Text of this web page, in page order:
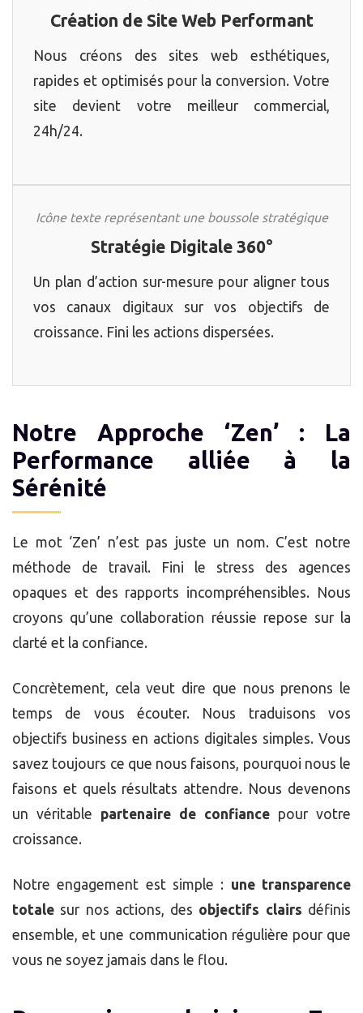
Création de Site Web Performant
Nous créons des sites web esthétiques,
rapides et optimisés pour la conversion. Votre
site devient votre meilleur commercial,
24h/24.
Icône texte représentant une boussole stratégique
Stratégie Digitale 360°
Un plan d’action sur-mesure pour aligner tous
vos canaux digitaux sur vos objectifs de
croissance. Fini les actions dispersées.
Notre Approche ‘Zen’ : La
Performance alliée à la
Sérénité
Le mot ‘Zen’ n’est pas juste un nom. C’est notre
méthode de travail. Fini le stress des agences
opaques et des rapports incompréhensibles. Nous
croyons qu’une collaboration réussie repose sur la
clarté et la confiance.
Concrètement, cela veut dire que nous prenons le
temps de vous écouter. Nous traduisons vos
objectifs business en actions digitales simples. Vous
savez toujours ce que nous faisons, pourquoi nous le
faisons et quels résultats attendre. Nous devenons
un véritable partenaire de confiance pour votre
croissance.
Notre engagement est simple : une transparence
totale sur nos actions, des objectifs clairs définis
ensemble, et une communication régulière pour que
vous ne soyez jamais dans le flou.